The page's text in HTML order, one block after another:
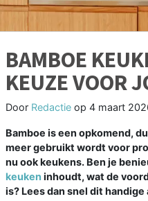
BAMBOE
KEUZE VOOR
Door Redactie op 4 maart
Bamboe is een opkomend,
meer gebruikt wordt voor
nu ook keukens. Ben je
keuken inhoudt, wat de
is? Lees dan snel dit